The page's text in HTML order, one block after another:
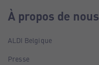
À propos de nous
ALDI Belgique
Presse